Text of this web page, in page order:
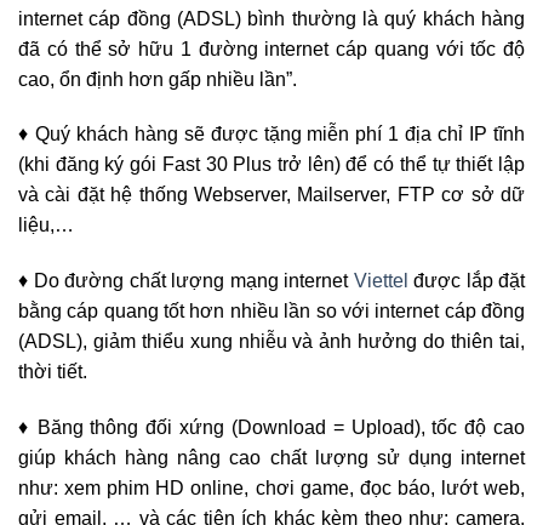
internet cáp đồng (ADSL) bình thường là quý khách hàng
đã có thể sở hữu 1 đường internet cáp quang với tốc độ
cao, ổn định hơn gấp nhiều lần”.
♦ Quý khách hàng sẽ được tặng miễn phí 1 địa chỉ IP tĩnh
(khi đăng ký gói Fast 30 Plus trở lên) để có thể tự thiết lập
và cài đặt hệ thống Webserver, Mailserver, FTP cơ sở dữ
liệu,…
♦ Do đường chất lượng mạng internet Viettel được lắp đặt
bằng cáp quang tốt hơn nhiều lần so với internet cáp đồng
(ADSL), giảm thiểu xung nhiễu và ảnh hưởng do thiên tai,
thời tiết.
♦ Băng thông đối xứng (Download = Upload), tốc độ cao
giúp khách hàng nâng cao chất lượng sử dụng internet
như: xem phim HD online, chơi game, đọc báo, lướt web,
gửi email, … và các tiện ích khác kèm theo như: camera,